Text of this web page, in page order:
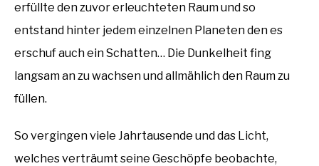
erfüllte den zuvor erleuchteten Raum und so
entstand hinter jedem einzelnen Planeten den es
erschuf auch ein Schatten… Die Dunkelheit fing
langsam an zu wachsen und allmählich den Raum zu
füllen.
So vergingen viele Jahrtausende und das Licht,
welches verträumt seine Geschöpfe beobachte,